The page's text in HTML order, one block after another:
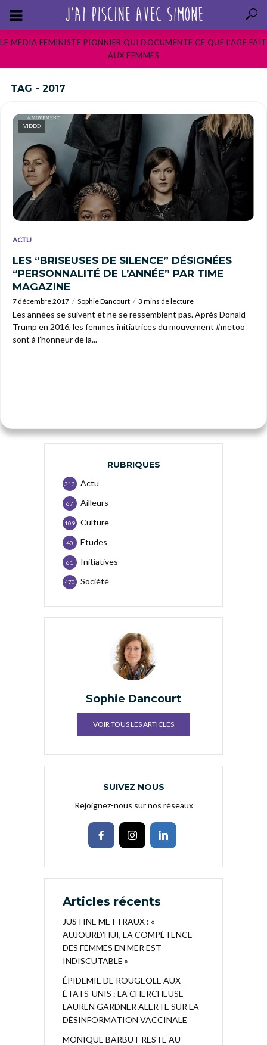
LE MEDIA FEMINISTE PIONNIER QUI DOCUMENTE CE QUE L’AGE FAIT
AUX FEMMES
TAG - 2017
VIDEO
ACTU
LES “BRISEUSES DE SILENCE” DÉSIGNÉES
“PERSONNALITÉ DE L’ANNÉE” PAR TIME
MAGAZINE
7 décembre 2017 Sophie Dancourt 3 mins de lecture
Les années se suivent et ne se ressemblent pas. Après Donald
Trump en 2016, les femmes initiatrices du mouvement #metoo
sont à l’honneur de la...
RUBRIQUES
Actu
313
Ailleurs
67
Culture
109
Etudes
40
Initiatives
61
Société
470
Sophie Dancourt
VOIR TOUS LES ARTICLES
SUIVEZ NOUS
Rejoignez-nous sur nos réseaux
Articles récents
JUSTINE METTRAUX : «
AUJOURD’HUI, LA COMPÉTENCE
DES FEMMES EN MER EST
INDISCUTABLE »
ÉPIDEMIE DE ROUGEOLE AUX
ÉTATS-UNIS : LA CHERCHEUSE
LAUREN GARDNER ALERTE SUR LA
DÉSINFORMATION VACCINALE
MONIQUE BARBUT RESTE AU